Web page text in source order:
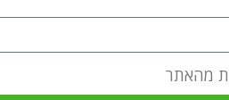
מהאתר